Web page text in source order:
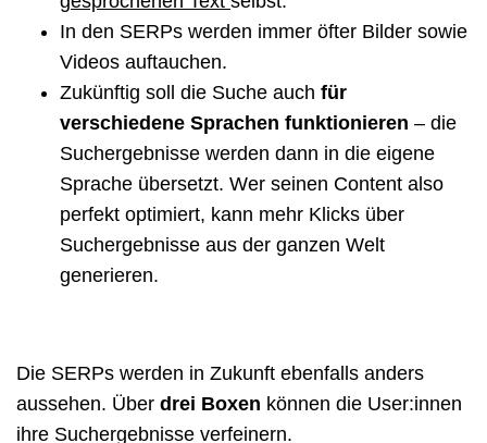
In den SERPs werden immer öfter Bilder sowie
Videos auftauchen.
Zukünftig soll die Suche auch für
verschiedene Sprachen funktionieren – die
Suchergebnisse werden dann in die eigene
Sprache übersetzt. Wer seinen Content also
perfekt optimiert, kann mehr Klicks über
Suchergebnisse aus der ganzen Welt
generieren.
Die SERPs werden in Zukunft ebenfalls anders
aussehen. Über drei Boxen können die User:innen
ihre Suchergebnisse verfeinern.